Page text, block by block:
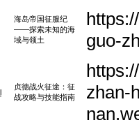
海岛帝国征服纪
——探索未知的海
域与领土
guo-
贞德战火征途：征
战攻略与技能指南
zhan-